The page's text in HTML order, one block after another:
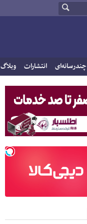
چندرسانه‌ای انتشارات وبلاگ